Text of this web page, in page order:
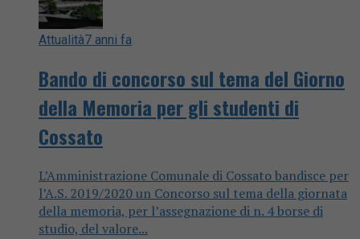
Attualità7 anni fa
Bando di concorso sul tema del Giorno
della Memoria per gli studenti di
Cossato
L’Amministrazione Comunale di Cossato bandisce per
l’A.S. 2019/2020 un Concorso sul tema della giornata
della memoria, per l’assegnazione di n. 4 borse di
studio, del valore...